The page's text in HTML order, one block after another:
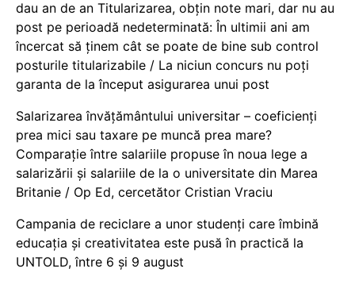
dau an de an Titularizarea, obțin note mari, dar nu au
post pe perioadă nedeterminată: În ultimii ani am
încercat să ținem cât se poate de bine sub control
posturile titularizabile / La niciun concurs nu poți
garanta de la început asigurarea unui post
Salarizarea învățământului universitar – coeficienți
prea mici sau taxare pe muncă prea mare?
Comparație între salariile propuse în noua lege a
salarizării și salariile de la o universitate din Marea
Britanie / Op Ed, cercetător Cristian Vraciu
Campania de reciclare a unor studenți care îmbină
educația și creativitatea este pusă în practică la
UNTOLD, între 6 și 9 august